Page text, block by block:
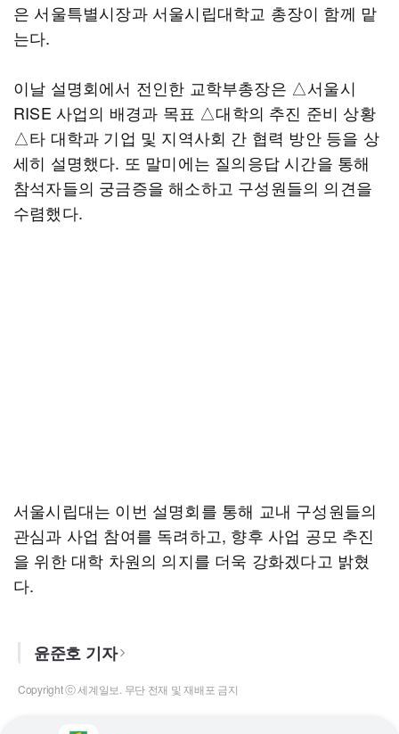
은 서울특별시장과 서울시립대학교 총장이 함께 맡
는다.
이날 설명회에서 전인한 교학부총장은 △서울시
RISE 사업의 배경과 목표 △대학의 추진 준비 상황
△타 대학과 기업 및 지역사회 간 협력 방안 등을 상
세히 설명했다. 또 말미에는 질의응답 시간을 통해
참석자들의 궁금증을 해소하고 구성원들의 의견을
수렴했다.
서울시립대는 이번 설명회를 통해 교내 구성원들의
관심과 사업 참여를 독려하고, 향후 사업 공모 추진
을 위한 대학 차원의 의지를 더욱 강화겠다고 밝혔
다.
윤준호 기자
Copyright ⓒ 세계일보. 무단 전재 및 재배포 금지